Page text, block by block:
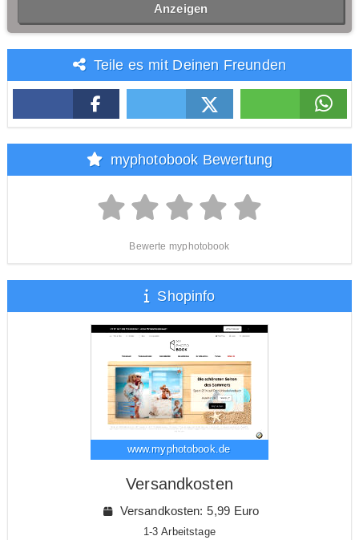
Anzeigen
Teile es mit Deinen Freunden
myphotobook Bewertung
Bewerte myphotobook
Shopinfo
www.myphotobook.de
Versandkosten
Versandkosten: 5,99 Euro
1-3 Arbeitstage